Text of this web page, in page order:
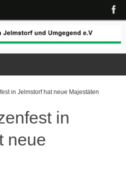
in Jelmstorf hat neue Majestäten
in
neue